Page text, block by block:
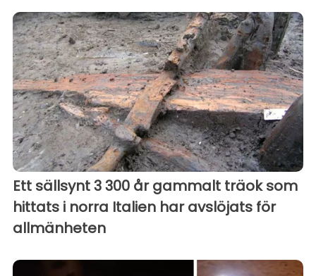
Ett sällsynt 3 300 år gammalt träok som
hittats i norra Italien har avslöjats för
allmänheten